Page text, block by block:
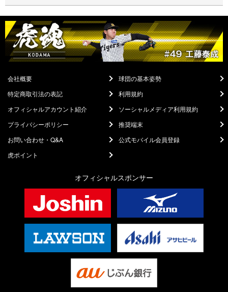
会社概要
球団の基本姿勢
特定商取引法の表記
利用規約
オフィシャルアカウント紹介
ソーシャルメディア利用規約
プライバシーポリシー
推奨端末
お問い合わせ・Q&A
公式モバイル会員登録
虎ポイント
オフィシャルスポンサー